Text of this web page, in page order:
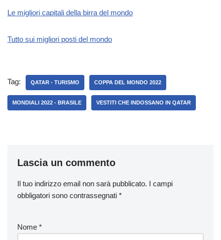
Le migliori capitali della birra del mondo
Tutto sui migliori posti del mondo
Tag: QATAR - TURISMO COPPA DEL MONDO 2022
MONDIALI 2022 - BRASILE VESTITI CHE INDOSSANO IN QATAR
Lascia un commento
Il tuo indirizzo email non sarà pubblicato. I campi
obbligatori sono contrassegnati *
Nome *